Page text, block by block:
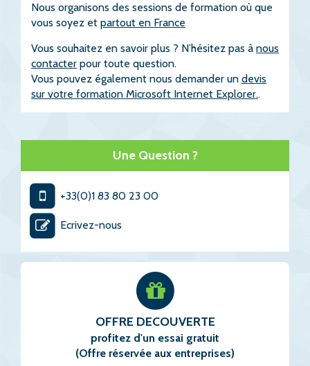
Nous organisons des sessions de formation où que
vous soyez et partout en France
Vous souhaitez en savoir plus ? N’hésitez pas à nous
contacter pour toute question.
Vous pouvez également nous demander un devis
sur votre formation Microsoft Internet Explorer..
Une Question ?
+33(0)1 83 80 23 00
Ecrivez-nous
OFFRE DECOUVERTE
profitez d'un essai gratuit
(Offre réservée aux entreprises)